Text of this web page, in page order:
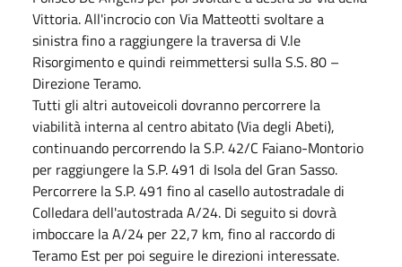
Vittoria. All'incrocio con Via Matteotti svoltare a
sinistra fino a raggiungere la traversa di V.le
Risorgimento e quindi reimmettersi sulla S.S. 80 –
Direzione Teramo.
Tutti gli altri autoveicoli dovranno percorrere la
viabilità interna al centro abitato (Via degli Abeti),
continuando percorrendo la S.P. 42/C Faiano-Montorio
per raggiungere la S.P. 491 di Isola del Gran Sasso.
Percorrere la S.P. 491 fino al casello autostradale di
Colledara dell'autostrada A/24. Di seguito si dovrà
imboccare la A/24 per 22,7 km, fino al raccordo di
Teramo Est per poi seguire le direzioni interessate.